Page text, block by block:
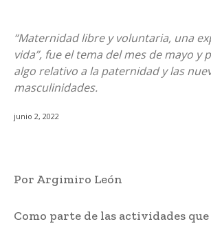
“Maternidad libre y voluntaria, una
vida”, fue el tema del mes de mayo y
algo relativo a la paternidad y las
masculinidades.
junio 2, 2022
Por Argimiro León
Como parte de las actividades